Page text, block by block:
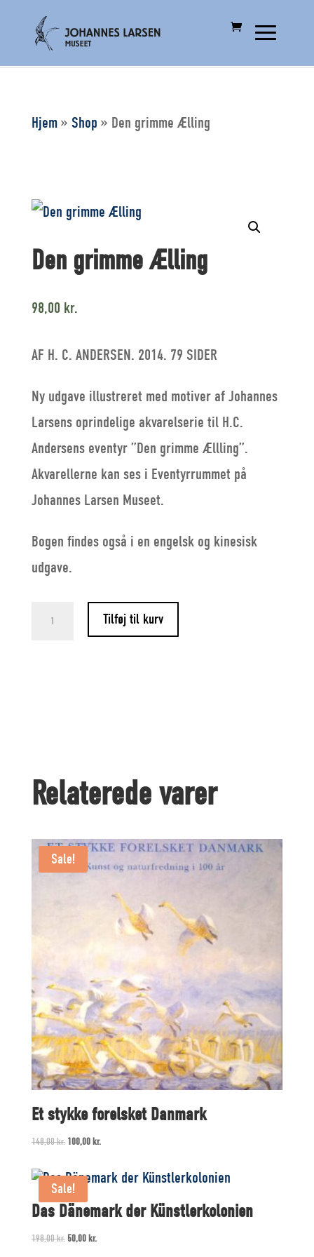
Hjem» Shop » Den grimme Ælling
Den grimme Ælling
98,00 kr.
AF H. C. ANDERSEN. 2014. 79 SIDER
Ny udgave illustreret med motiver af Johannes
Larsens oprindelige akvarelserie til H.C.
Andersens eventyr ”Den grimme Ællling”.
Akvarellerne kan ses i Eventyrrummet på
Johannes Larsen Museet.
Bogen findes også i en engelsk og kinesisk
udgave.
Tilføj til kurv
Relaterede varer
Sale!
Et stykke forelsket Danmark
148,00kr. Original
was:
148,00 kr..
100,00 kr.Current
is:
Sale!
Das Dänemark der Künstlerkolonien
198,00kr.Original
50,00 kr.Current